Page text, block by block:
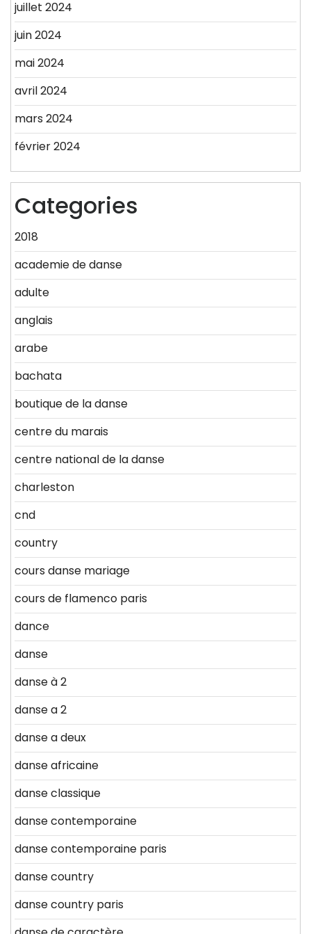
juillet 2024
juin 2024
mai 2024
avril 2024
mars 2024
février 2024
Categories
2018
academie de danse
adulte
anglais
arabe
bachata
boutique de la danse
centre du marais
centre national de la danse
charleston
cnd
country
cours danse mariage
cours de flamenco paris
dance
danse
danse à 2
danse a 2
danse a deux
danse africaine
danse classique
danse contemporaine
danse contemporaine paris
danse country
danse country paris